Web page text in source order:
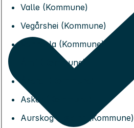
Valle (Kommune)
Vegårshei (Kommune)
Vennesla (Kommune)
Åmli (Kommune)
Asker (Kommune)
Aurskog-Høland (Kommune)